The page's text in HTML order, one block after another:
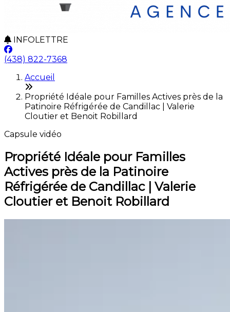
INFOLETTRE
(438) 822-7368
Accueil
Propriété Idéale pour Familles Actives près de la
Patinoire Réfrigérée de Candillac | Valerie
Cloutier et Benoit Robillard
Capsule vidéo
Propriété Idéale pour Familles
Actives près de la Patinoire
Réfrigérée de Candillac | Valerie
Cloutier et Benoit Robillard